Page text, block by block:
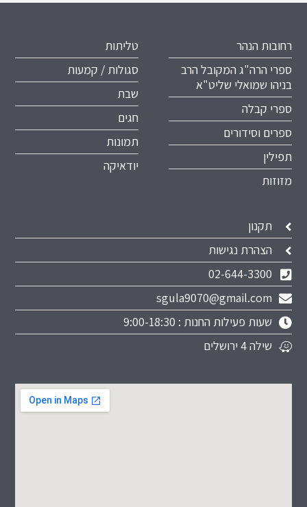
רחובות הנהר
ספרי הרה"ג המקובל הרב
בניהו שמואלי שליט"א
ספרי קבלה
ספרים וסידורים
תפילין
מזוזות
טליתות
סגולות / קמעות
שבת
חגים
תמונות
יודאיקה
תקנון
הצהרת נגישות
02-644-3300
sgula9070@gmail.com
שעות פעילות החנות : 9:00-18:30
שילה 4 ירושלים